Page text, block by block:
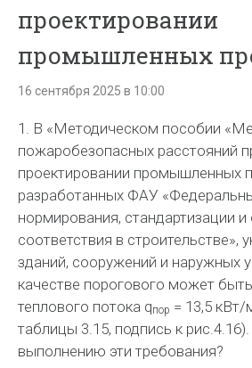
проектировании
промышленных
16 сентября 2025 в 10:00
1. В «Методическом пособии
пожаробезопасных расстояний
проектировании промышленных
разработанных ФАУ
нормирования, стандартизации и
соответствия в строительстве»,
зданий, сооружений и наружных
качестве порогового может
теплового потока qпор = 13,5 кВт/
таблицы 3.15, подпись к
выполнению эти требования?